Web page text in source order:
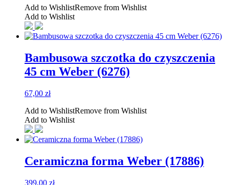
Add to WishlistRemove from Wishlist
Add to Wishlist
Bambusowa szczotka do czyszczenia
45 cm Weber (6276)
67,00 zł
Add to WishlistRemove from Wishlist
Add to Wishlist
Ceramiczna forma Weber (17886)
399,00 zł